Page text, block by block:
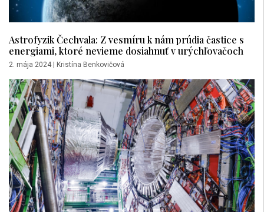
Astrofyzik Čechvala: Z vesmíru k nám prúdia častice s
energiami, ktoré nevieme dosiahnuť v urýchľovačoch
2. mája 2024 Kristína Benkovičová